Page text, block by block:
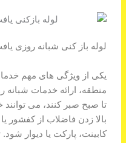
لوله باز کنی شبانه روزی
یکی از ویژگی های مهم
منطقه، ارائه خدمات
تا صبح صبر کنند، می توانند
بالا زدن فاضلاب از کفشور
کابینت، پارکت یا دیوار